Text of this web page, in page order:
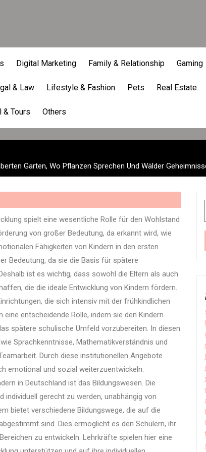
Digital Marketing Family & Relationship Gaming
& Law Lifestyle & Fashion Pets Real Estate
& Tours Others
Von Lily Und Dem
Und Wälder
Garten, Wo Pflanzen Sprechen Und Wälder
spielt eine wesentliche Rolle für den Wohlstand
von großer Bedeutung, da erkannt wird, wie
Fähigkeiten von Kindern in den ersten
Bedeutung, da sie die Basis für spätere
ist es wichtig, dass sowohl die Eltern als auch
die die ideale Entwicklung von Kindern fördern.
die sich intensiv mit der frühkindlichen
entscheidende Rolle, indem sie den Kindern
spätere schulische Umfeld vorzubereiten. In diesen
Sprachkenntnisse, Mathematikverständnis und
Durch diese institutionellen Angebote
emotional und sozial weiterzuentwickeln.
in Deutschland ist das Bildungswesen. Die
gerecht zu werden, unabhängig von
bietet verschiedene Bildungswege, die auf die
sind. Dies ermöglicht es den Schülern, ihr
zu entwickeln. Lehrkräfte spielen hier eine